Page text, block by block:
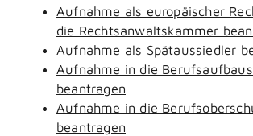
Aufnahme als europäischer
die Rechtsanwaltskammer
Aufnahme als Spätaussiedler
Aufnahme in die
beantragen
Aufnahme in die
beantragen